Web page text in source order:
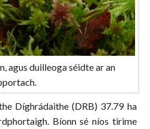
agus duilleoga séidte ar an
Díghrádaithe (DRB) 37.79 ha
Bíonn sé níos tirime